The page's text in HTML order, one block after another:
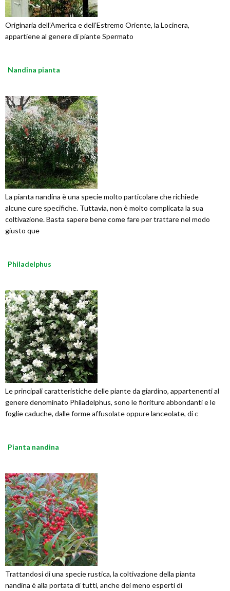
Originaria dell’America e dell’Estremo Oriente, la Locinera,
appartiene al genere di piante Spermato
Nandina pianta
La pianta nandina è una specie molto particolare che richiede
alcune cure specifiche. Tuttavia, non è molto complicata la sua
coltivazione. Basta sapere bene come fare per trattare nel modo
giusto que
Philadelphus
Le principali caratteristiche delle piante da giardino, appartenenti al
genere denominato Philadelphus, sono le fioriture abbondanti e le
foglie caduche, dalle forme affusolate oppure lanceolate, di c
Pianta nandina
Trattandosi di una specie rustica, la coltivazione della pianta
nandina è alla portata di tutti, anche dei meno esperti di